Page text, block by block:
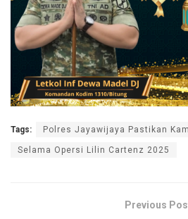
Tags: Polres Jayawijaya Pastikan
Selama Opersi Lilin Cartenz 2025
Previous